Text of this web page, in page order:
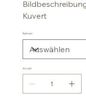
Kuvert
Rahmen
Anzahl